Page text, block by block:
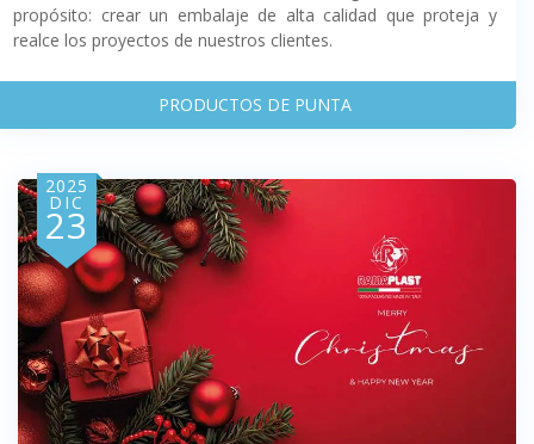
propósito: crear un embalaje de alta calidad que proteja y
realce los proyectos de nuestros clientes.
PRODUCTOS DE PUNTA
2025
DIC
23